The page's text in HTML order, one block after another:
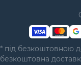
* під безкоштовною
безкоштовна